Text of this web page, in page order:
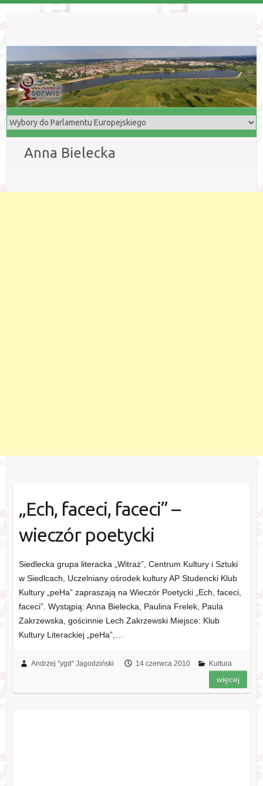
Anna Bielecka
„Ech, faceci, faceci” –
wieczór poetycki
Siedlecka grupa literacka „Witraż”, Centrum Kultury i Sztuki
w Siedlcach, Uczelniany ośrodek kultury AP Studencki Klub
Kultury „peHa” zapraszają na Wieczór Poetycki „Ech, faceci,
faceci”. Wystąpią: Anna Bielecka, Paulina Frelek, Paula
Zakrzewska, gościnnie Lech Zakrzewski Miejsce: Klub
Kultury Literackiej „peHa”,…
Andrzej "ygd" Jagodziński 14 czerwca 2010 Kultura
więcej